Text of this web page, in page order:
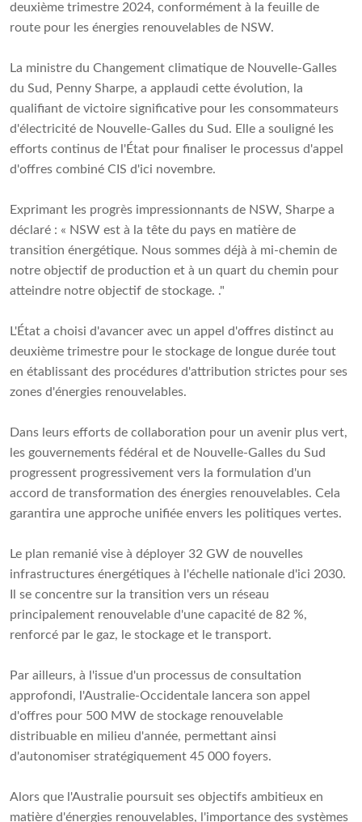
deuxième trimestre 2024, conformément à la feuille de
route pour les énergies renouvelables de NSW.
La ministre du Changement climatique de Nouvelle-Galles
du Sud, Penny Sharpe, a applaudi cette évolution, la
qualifiant de victoire significative pour les consommateurs
d'électricité de Nouvelle-Galles du Sud. Elle a souligné les
efforts continus de l'État pour finaliser le processus d'appel
d'offres combiné CIS d'ici novembre.
Exprimant les progrès impressionnants de NSW, Sharpe a
déclaré : « NSW est à la tête du pays en matière de
transition énergétique. Nous sommes déjà à mi-chemin de
notre objectif de production et à un quart du chemin pour
atteindre notre objectif de stockage. ."
L'État a choisi d'avancer avec un appel d'offres distinct au
deuxième trimestre pour le stockage de longue durée tout
en établissant des procédures d'attribution strictes pour ses
zones d'énergies renouvelables.
Dans leurs efforts de collaboration pour un avenir plus vert,
les gouvernements fédéral et de Nouvelle-Galles du Sud
progressent progressivement vers la formulation d'un
accord de transformation des énergies renouvelables. Cela
garantira une approche unifiée envers les politiques vertes.
Le plan remanié vise à déployer 32 GW de nouvelles
infrastructures énergétiques à l'échelle nationale d'ici 2030.
Il se concentre sur la transition vers un réseau
principalement renouvelable d'une capacité de 82 %,
renforcé par le gaz, le stockage et le transport.
Par ailleurs, à l'issue d'un processus de consultation
approfondi, l'Australie-Occidentale lancera son appel
d'offres pour 500 MW de stockage renouvelable
distribuable en milieu d'année, permettant ainsi
d'autonomiser stratégiquement 45 000 foyers.
Alors que l'Australie poursuit ses objectifs ambitieux en
matière d'énergies renouvelables, l'importance des systèmes